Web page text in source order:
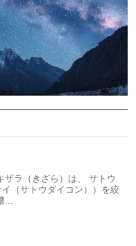
ザラ（きざら）は、 サトウ
（サトウダイコン））を絞